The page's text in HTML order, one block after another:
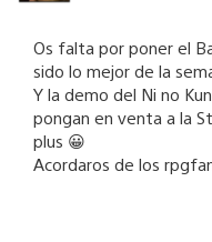
Os falta por poner el
sido lo mejor de la
Y la demo del Ni no
pongan en venta a la
plus 😀
Acordaros de los